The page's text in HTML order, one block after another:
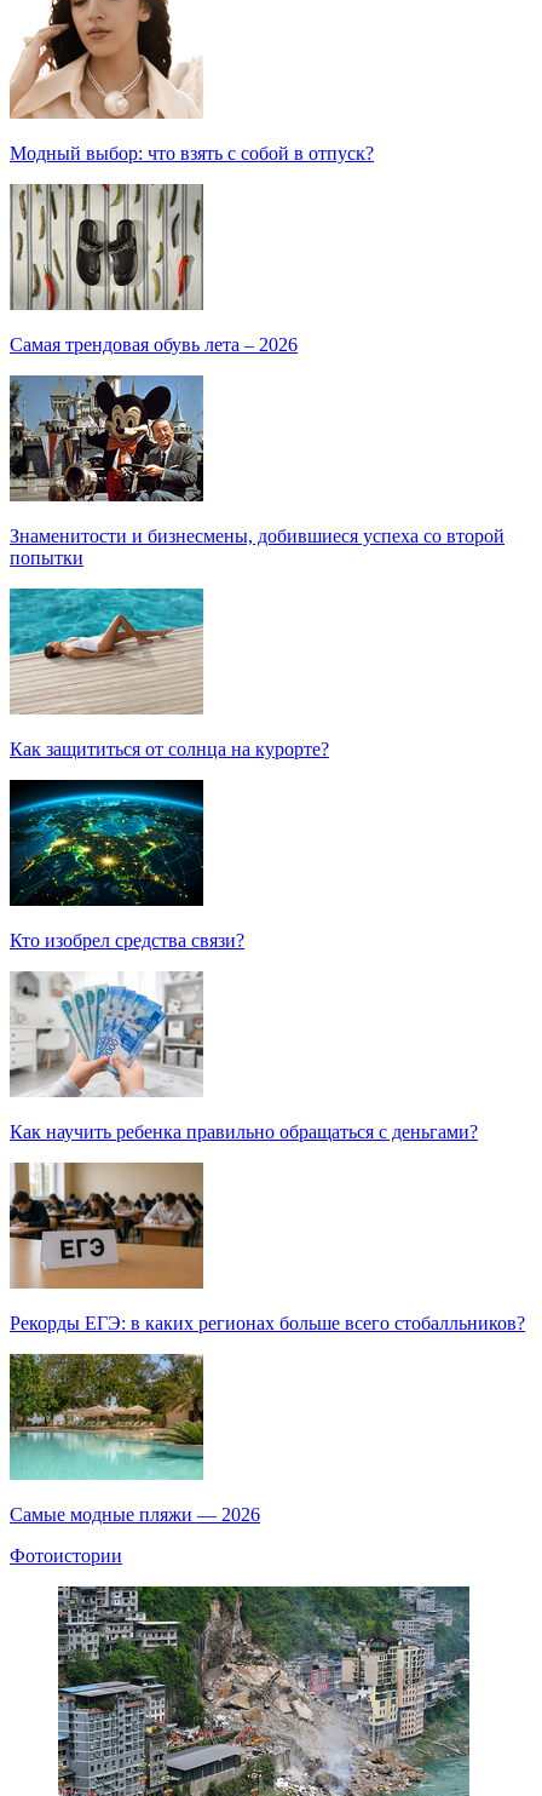
Модный выбор: что взять с собой в отпуск?
Самая трендовая обувь лета – 2026
Знаменитости и бизнесмены, добившиеся успеха со второй
попытки
Как защититься от солнца на курорте?
Кто изобрел средства связи?
Как научить ребенка правильно обращаться с деньгами?
Рекорды ЕГЭ: в каких регионах больше всего стобалльников?
Самые модные пляжи — 2026
Фотоистории